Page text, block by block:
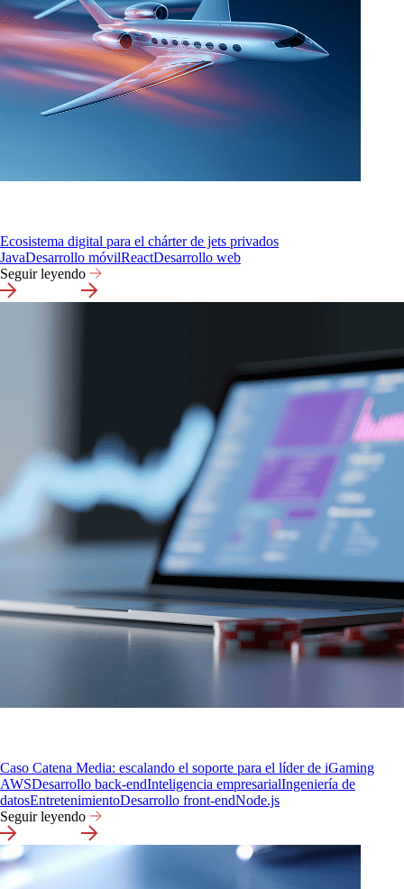
Ecosistema digital para el chárter de jets privados
JavaDesarrollo móvilReactDesarrollo web
Seguir leyendo
Caso Catena Media: escalando el soporte para el líder de iGaming
AWSDesarrollo back-endInteligencia empresarialIngeniería de
datosEntretenimientoDesarrollo front-endNode.js
Seguir leyendo